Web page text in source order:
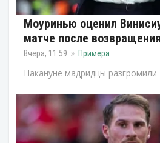
Моуринью оценил
матче после
Вчера, 11:59 Примера
Накануне мадридцы